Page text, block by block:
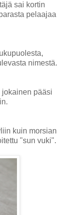
sai kortin
pelaajaa
nimestä.
pääsi
kuin morsian
"sun vuki".